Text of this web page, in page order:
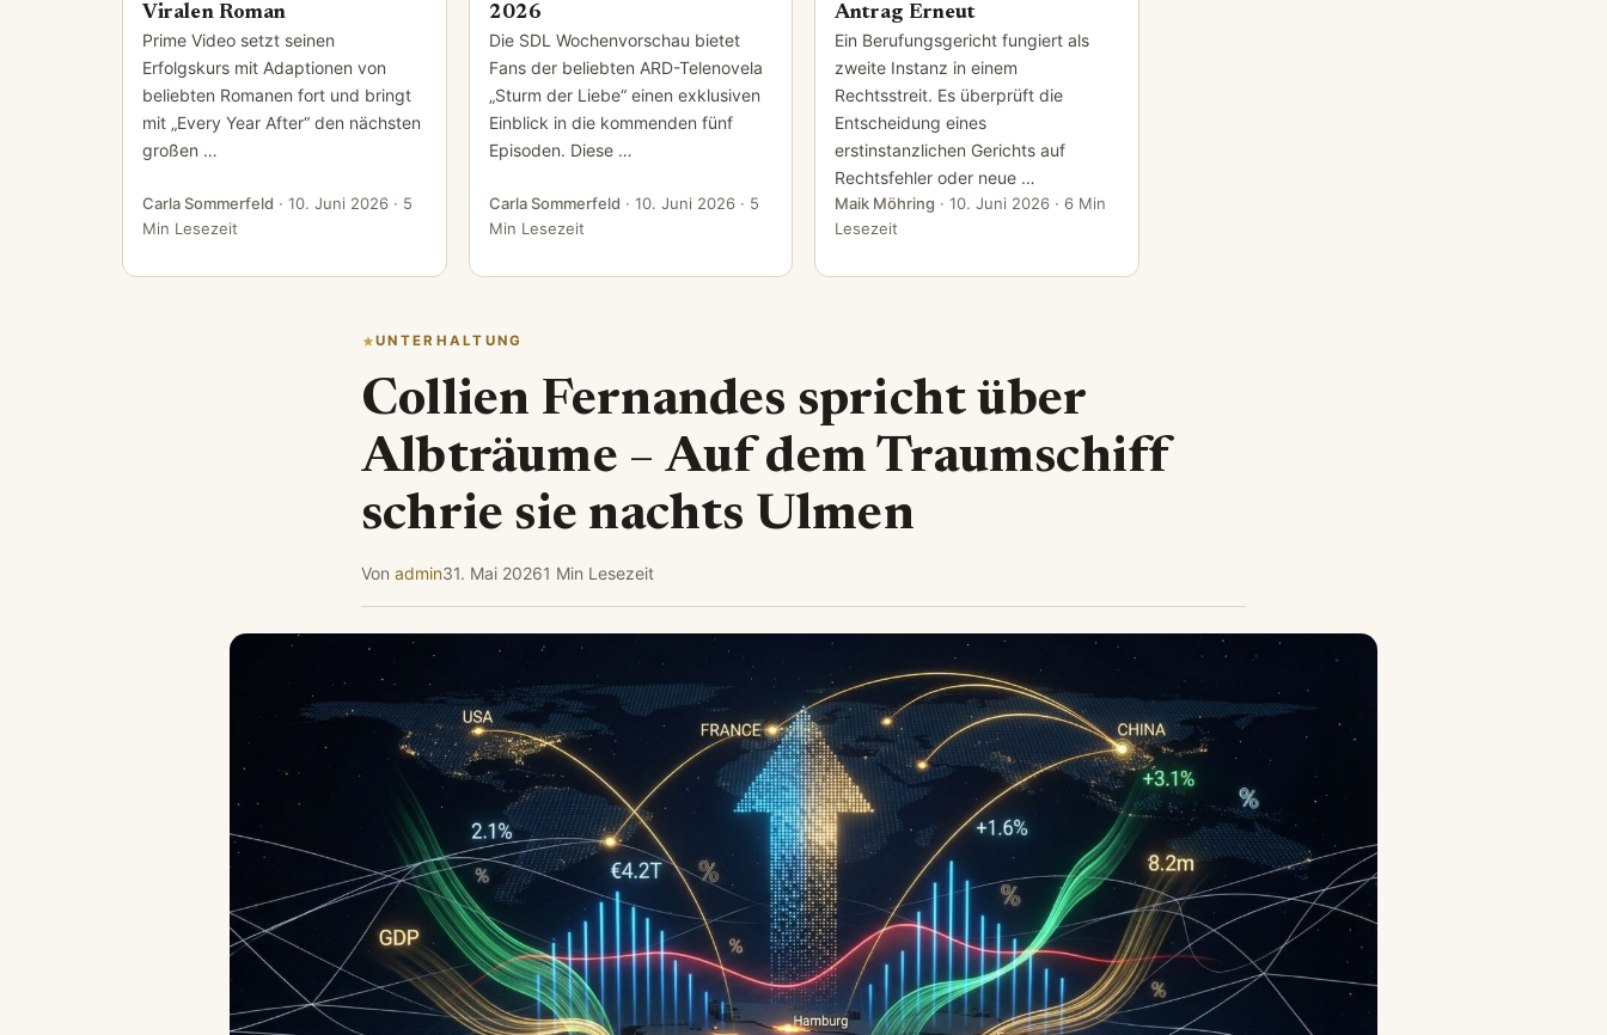
Viralen Roman
Prime Video setzt seinen
Erfolgskurs mit Adaptionen von
beliebten Romanen fort und bringt
mit „Every Year After“ den nächsten
großen …
Carla Sommerfeld · 10. Juni 2026 · 5
Min Lesezeit
2026
Die SDL Wochenvorschau bietet
Fans der beliebten ARD-Telenovela
„Sturm der Liebe“ einen exklusiven
Einblick in die kommenden fünf
Episoden. Diese …
Carla Sommerfeld · 10. Juni 2026· 5
Min Lesezeit
Antrag Erneut
Ein Berufungsgericht fungiert als
zweite Instanz in einem
Rechtsstreit. Es überprüft die
Entscheidung eines
erstinstanzlichen Gerichts auf
Rechtsfehler oder neue …
Maik Möhring · 10. Juni 2026 · 6 Min
Lesezeit
UNTERHALTUNG
Collien Fernandes spricht über
Albträume – Auf dem Traumschiff
schrie sie nachts Ulmen
Von admin31. Mai 20261 Min Lesezeit